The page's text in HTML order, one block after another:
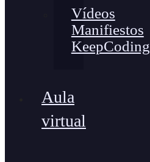
Vídeos
Manifiestos
KeepCoding
Aula
virtual